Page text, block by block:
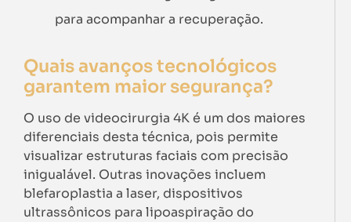
para acompanhar a recuperação.
Quais avanços tecnológicos
garantem maior segurança?
O uso de videocirurgia 4K é um dos maiores
diferenciais desta técnica, pois permite
visualizar estruturas faciais com precisão
inigualável. Outras inovações incluem
blefaroplastia a laser, dispositivos
ultrassônicos para lipoaspiração do